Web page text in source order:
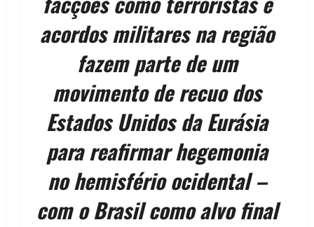
acordos militares na região
fazem parte de um
movimento de recuo dos
Estados Unidos da Eurásia
para reafirmar hegemonia
no hemisfério ocidental –
com o Brasil como alvo final